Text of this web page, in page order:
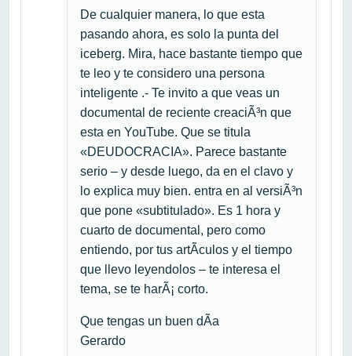
De cualquier manera, lo que esta
pasando ahora, es solo la punta del
iceberg. Mira, hace bastante tiempo que
te leo y te considero una persona
inteligente .- Te invito a que veas un
documental de reciente creaciÃ³n que
esta en YouTube. Que se titula
«DEUDOCRACIA». Parece bastante
serio – y desde luego, da en el clavo y
lo explica muy bien. entra en al versiÃ³n
que pone «subtitulado». Es 1 hora y
cuarto de documental, pero como
entiendo, por tus artÃ­culos y el tiempo
que llevo leyendolos – te interesa el
tema, se te harÃ¡ corto.
Que tengas un buen dÃ­a
Gerardo